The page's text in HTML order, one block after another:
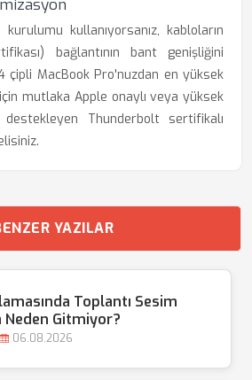
kullanıyorsanız, kabloların
bağlantının bant genişliğini
çipli MacBook Pro'nuzdan en yüksek
mutlaka Apple onaylı veya yüksek
destekleyen Thunderbolt sertifikalı
YAZILAR
Toplantı Sesim
Neden Gitmiyor?
06.08.2026